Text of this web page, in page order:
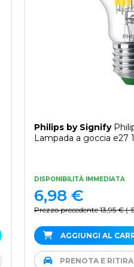
OLIMPIA SPLENDID
Inverter 12 C A
DISPONIBILITÀ IMMEDIATA
Prezzo consigliato 469,95 €
349,95
AGGIUNGI AL
PRENOTA E RITIRA